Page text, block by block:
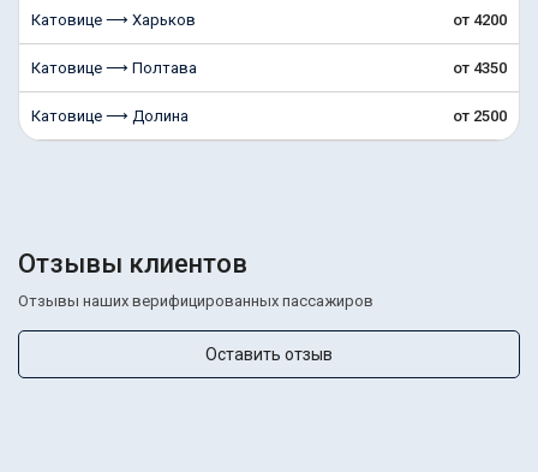
Катовице ⟶ Харьков от 4200
Катовице ⟶ Полтава от 4350
Катовице ⟶ Долина от 2500
Отзывы клиентов
Отзывы наших верифицированных пассажиров
Оставить отзыв